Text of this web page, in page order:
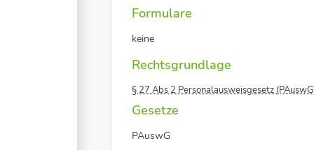
Formulare
keine
Rechtsgrundlage
§ 27 Abs 2 Personalausweisgesetz
Gesetze
PAuswG